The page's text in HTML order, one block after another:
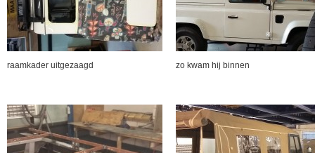
raamkader uitgezaagd zo kwam hij binnen